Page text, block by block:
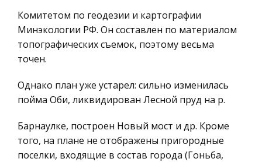
Банковское дело и кредитование
Здоровье
Астрономия
Биология
моделирование
Российское предпринимательское право
Приборы химической разведки и химического
контроля
Выводы. Введение. Я взяла эту тему, так как
химического и ядерного оружия), хотя бы
примерно представлять какой прибор для чего
Комитетом по геодезии и картографии
Минэкологии РФ. Он составлен по материалом
топографических съемок, поэтому весьма
точен.
Однако план уже устарел: сильно изменилась
пойма Оби, ликвидирован Лесной пруд на р.
Барнаулке, построен Новый мост и др. Кроме
того, на плане не отображены пригородные
поселки, входящие в состав города (Гоньба,